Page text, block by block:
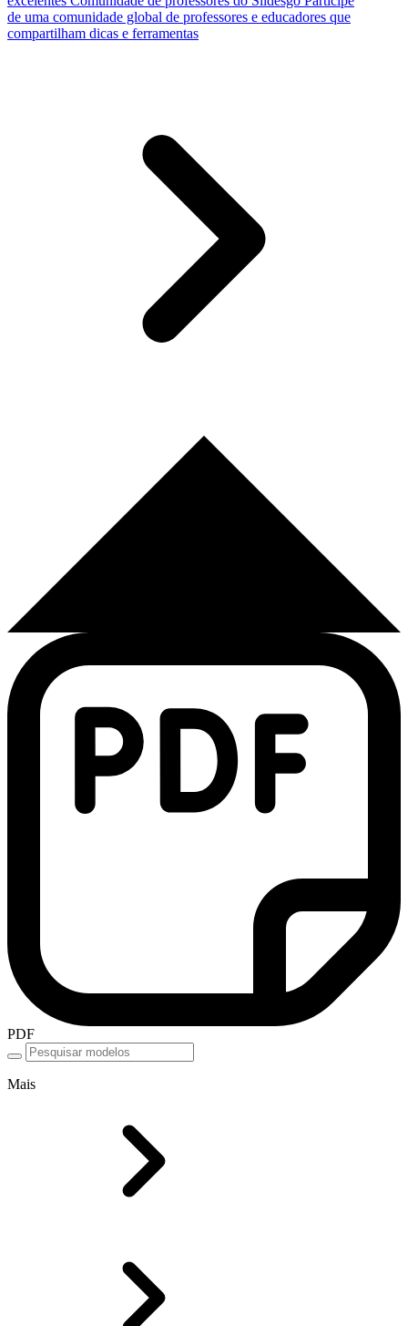
de uma comunidade global de professores e educadores que
compartilham dicas e ferramentas
PDF
Mais